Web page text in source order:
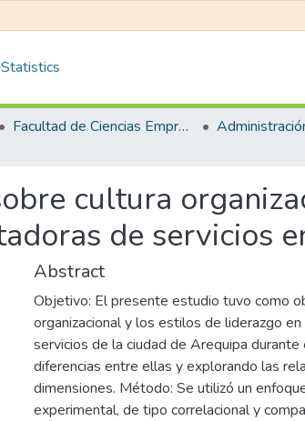
Statistics
Facultad de Ciencias Empresariales
cultura
de servicios
Abstract
Objetivo: El presente estudio tuvo como
organizacional y los estilos de liderazgo
servicios de la ciudad de Arequipa
diferencias entre ellas y explorando las
dimensiones. Método: Se utilizó un
experimental, de tipo correlacional y